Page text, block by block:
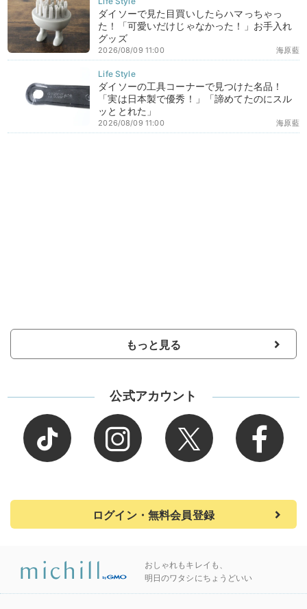
ダイソーで見た目買いしたらハマっちゃっ
た！「可愛いだけじゃなかった！」お手入れ
グッズ
海原藍
2026/08/09 11:00
ダイソーの工具コーナーで見つけた名品！
「実は日本製で優秀！」「諦めてたのにスル
ッととれた」
海原藍
2026/08/09 11:00
もっと見る
公式アカウント
ログイン・無料会員登録
おしゃれもキレイも、
明日のワタシにちょうどいい